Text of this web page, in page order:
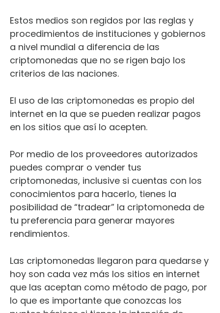
Estos medios son regidos por las reglas y
procedimientos de instituciones y gobiernos
a nivel mundial a diferencia de las
criptomonedas que no se rigen bajo los
criterios de las naciones.
El uso de las criptomonedas es propio del
internet en la que se pueden realizar pagos
en los sitios que así lo acepten.
Por medio de los proveedores autorizados
puedes comprar o vender tus
criptomonedas, inclusive si cuentas con los
conocimientos para hacerlo, tienes la
posibilidad de “tradear” la criptomoneda de
tu preferencia para generar mayores
rendimientos.
Las criptomonedas llegaron para quedarse y
hoy son cada vez más los sitios en internet
que las aceptan como método de pago, por
lo que es importante que conozcas los